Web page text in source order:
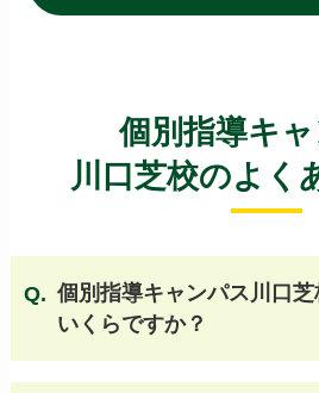
日比谷高等学校 新宿高等学校
竹早高等学校
小松川高等学校
広尾高等学校
墨田川高等学校
江戸川高等学校
個別指導キ
川口芝校のよく
個別指導キャンパス川口
いくらですか？